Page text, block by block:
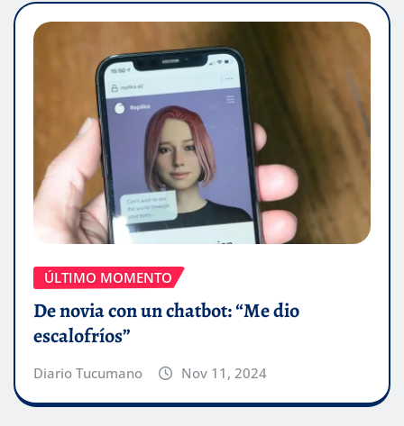
ÚLTIMO MOMENTO
De novia con un chatbot: “Me dio
escalofríos”
Diario Tucumano Nov 11, 2024